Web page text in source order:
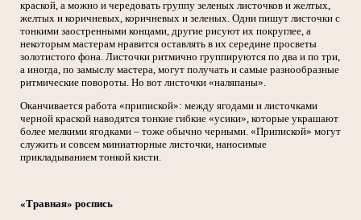
краской, а можно и чередовать группу зеленых листочков и желтых,
желтых и коричневых, коричневых и зеленых. Одни пишут листочки с
тонкими заостренными концами, другие рисуют их покруглее, а
некоторым мастерам нравится оставлять в их середине просветы
золотистого фона. Листочки ритмично группируются по два и по три,
а иногда, по замыслу мастера, могут получать и самые разнообразные
ритмические повороты. Но вот листочки «наляпаны».
Оканчивается работа «припиской»: между ягодами и листочками
черной краской наводятся тонкие гибкие «усики», которые украшают
более мелкими ягодками – тоже обычно черными. «Припиской» могут
служить и совсем миниатюрные листочки, наносимые
прикладыванием тонкой кисти.
«Травная» роспись